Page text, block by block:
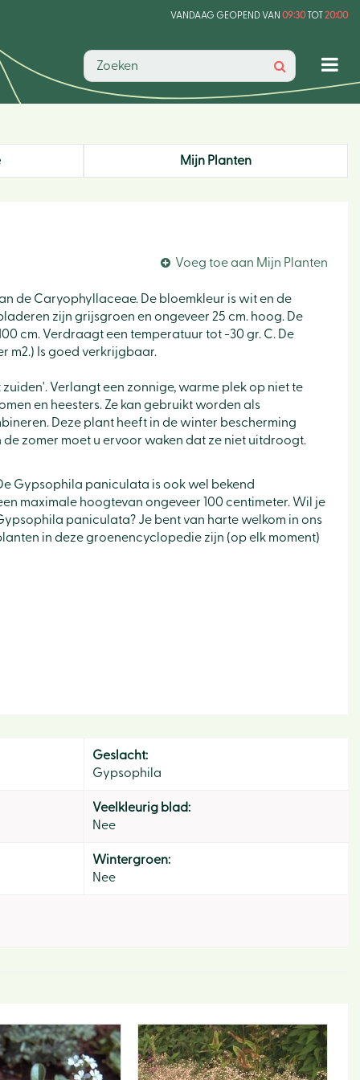
VANDAAG GEOPEND VAN 09:30TOT20:00
Ons
Mijn Planten
Voeg toe aan Mijn Planten
de Caryophyllaceae. De bloemkleur is wit en de
zijn grijsgroen en ongeveer 25 cm. hoog. De
cm. Verdraagt een temperatuur tot -30 gr. C. De
m2.) Is goed verkrijgbaar.
Verlangt een zonnige, warme plek op niet te
en heesters. Ze kan gebruikt worden als
Deze plant heeft in de winter bescherming
zomer moet u ervoor waken dat ze niet uitdroogt.
Gypsophila paniculata is ook wel bekend
maximale hoogtevan ongeveer 100 centimeter. Wil je
paniculata? Je bent van harte welkom in ons
in deze groenencyclopedie zijn (op elk moment)
Geslacht:
Gypsophila
Veelkleurig blad:
Nee
Wintergroen:
Nee